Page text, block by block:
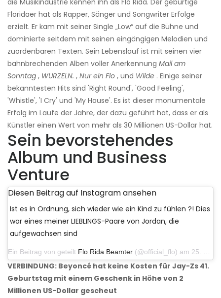
Floridaer hat als Rapper, Sänger und Songwriter Erfolge
erzielt. Er kam mit seiner Single „Low“ auf die Bühne und
dominierte seitdem mit seinen eingängigen Melodien und
zuordenbaren Texten. Sein Lebenslauf ist mit seinen vier
bahnbrechenden Alben voller Anerkennung Mail am
Sonntag , WURZELN. , Nur ein Flo , und Wilde . Einige seiner
bekanntesten Hits sind 'Right Round', 'Good Feeling',
'Whistle', 'I Cry' und 'My House'. Es ist dieser monumentale
Erfolg im Laufe der Jahre, der dazu geführt hat, dass er als
Künstler einen Wert von mehr als 30 Millionen US-Dollar hat.
Sein bevorstehendes
Album und Business
Venture
Diesen Beitrag auf Instagram ansehen
Ist es in Ordnung, sich wieder wie ein Kind zu fühlen ?! Dies
war eines meiner LIEBLINGS-Paare von Jordan, die
aufgewachsen sind
Ein Beitrag von geteilt Flo Rida Beamter (@official_flo) am 25. Juni 2020 um 9:03 Uhr PDT
VERBINDUNG: Beyoncé hat keine Kosten für Jay-Zs 41.
Geburtstag mit einem Geschenk in Höhe von 2
Millionen US-Dollar gescheut